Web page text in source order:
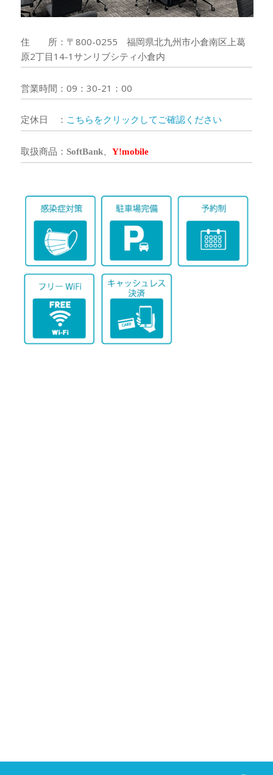
住 所：〒800-0255 福岡県北九州市小倉南区上葛
原2丁目14-1サンリブシティ小倉内
営業時間：09：30-21：00
定休日 ： こちらをクリックしてご確認ください
取扱商品： SoftBank、 Y!mobile